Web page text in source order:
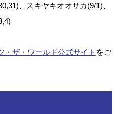
、スキヤキオオサカ(9/1)、
・ザ・ワールド公式サイト をご